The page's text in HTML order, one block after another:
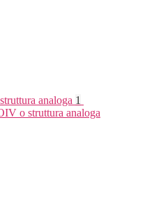
analoga 1
o struttura analoga